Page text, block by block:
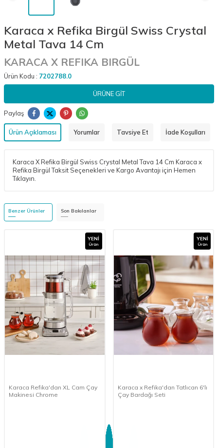
Karaca x Refika Birgül Swiss Crystal
Metal Tava 14 Cm
KARACA X REFIKA BIRGÜL
Ürün Kodu : 7202788.0
ÜRÜNE GIT
Paylaş
Ürün Açıklaması Yorumlar Tavsiye Et İade Koşulları
Karaca X Refika Birgül Swiss Crystal Metal Tava 14 Cm Karaca x
Refika Birgül Taksit Seçenekleri ve Kargo Avantajı için Hemen
Tıklayın.
Benzer Ürünler Son Bakılanlar
YENI
Ürün
Karaca Refika'dan XL Cam Çay
Makinesi Chrome
YENI
Ürün
Karaca x Refika'dan Tatlıcan 6'lı
Çay Bardağı Seti